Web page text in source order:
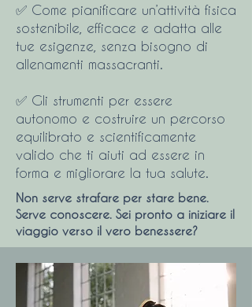
✅ Come pianificare un’attività fisica
sostenibile, efficace e adatta alle
tue esigenze, senza bisogno di
allenamenti massacranti.
✅ Gli strumenti per essere
autonomo e costruire un percorso
equilibrato e scientificamente
valido che ti aiuti ad essere in
forma e migliorare la tua salute.
Non serve strafare per stare bene.
Serve conoscere. Sei pronto a iniziare il
viaggio verso il vero benessere?